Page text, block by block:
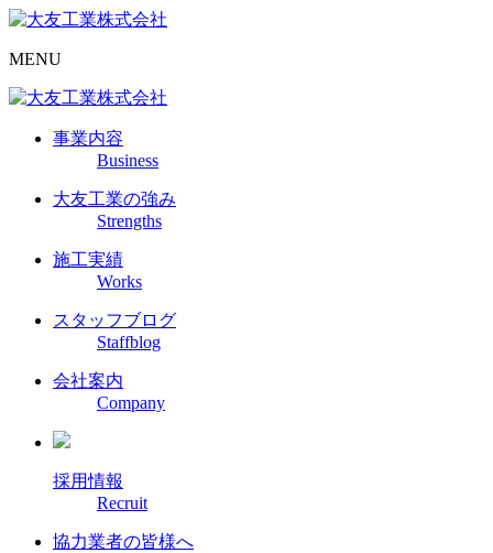
MENU
事業内容
Business
大友工業の強み
Strengths
施工実績
Works
スタッフブログ
Staffblog
会社案内
Company
採用情報
Recruit
協力業者の皆様へ